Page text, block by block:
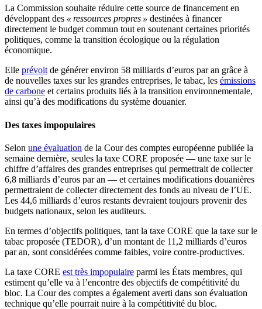
La Commission souhaite réduire cette source de financement en
développant des « ressources propres » destinées à financer
directement le budget commun tout en soutenant certaines priorités
politiques, comme la transition écologique ou la régulation
économique.
Elle prévoit de générer environ 58 milliards d’euros par an grâce à
de nouvelles taxes sur les grandes entreprises, le tabac, les émissions
de carbone et certains produits liés à la transition environnementale,
ainsi qu’à des modifications du système douanier.
Des taxes impopulaires
Selon une évaluation de la Cour des comptes européenne publiée la
semaine dernière, seules la taxe CORE proposée — une taxe sur le
chiffre d’affaires des grandes entreprises qui permettrait de collecter
6,8 milliards d’euros par an — et certaines modifications douanières
permettraient de collecter directement des fonds au niveau de l’UE.
Les 44,6 milliards d’euros restants devraient toujours provenir des
budgets nationaux, selon les auditeurs.
En termes d’objectifs politiques, tant la taxe CORE que la taxe sur le
tabac proposée (TEDOR), d’un montant de 11,2 milliards d’euros
par an, sont considérées comme faibles, voire contre-productives.
La taxe CORE est très impopulaire parmi les États membres, qui
estiment qu’elle va à l’encontre des objectifs de compétitivité du
bloc. La Cour des comptes a également averti dans son évaluation
technique qu’elle pourrait nuire à la compétitivité du bloc.